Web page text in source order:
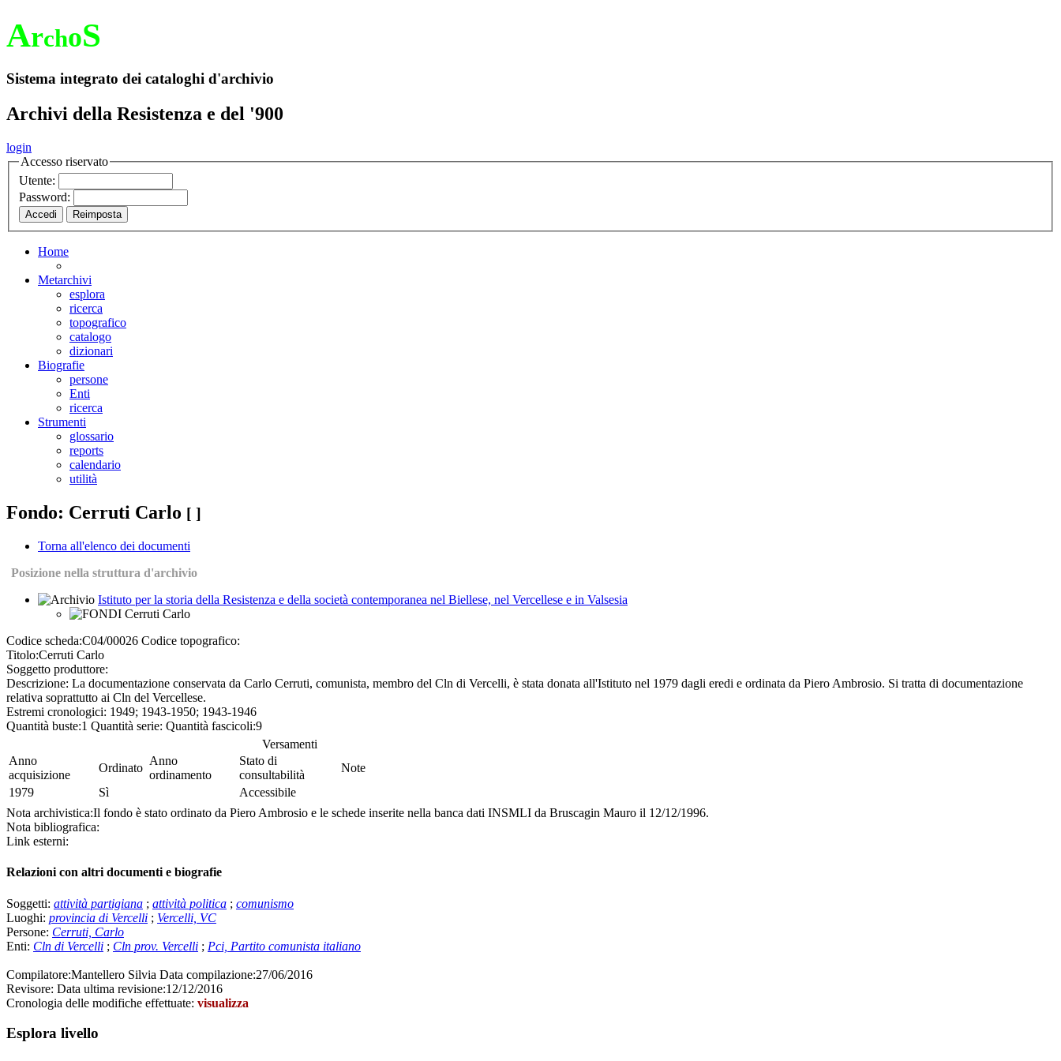
ArchoS
Sistema integrato dei cataloghi d'archivio
Archivi della Resistenza e del '900
login
Accesso riservato
Utente:
Password:
Home
Metarchivi
esplora
ricerca
topografico
catalogo
dizionari
Biografie
persone
Enti
ricerca
Strumenti
glossario
reports
calendario
utilità
Fondo: Cerruti Carlo [ ]
Torna all'elenco dei documenti
Posizione nella struttura d'archivio
Istituto per la storia della Resistenza e della società contemporanea nel Biellese, nel Vercellese e in Valsesia
Cerruti Carlo
Codice scheda:C04/00026 Codice topografico:
Titolo:Cerruti Carlo
Soggetto produttore:
Descrizione: La documentazione conservata da Carlo Cerruti, comunista, membro del Cln di Vercelli, è stata donata all'Istituto nel 1979 dagli eredi e ordinata da Piero Ambrosio. Si tratta di documentazione
relativa soprattutto ai Cln del Vercellese.
Estremi cronologici: 1949; 1943-1950; 1943-1946
Quantità buste:1 Quantità serie: Quantità fascicoli:9
Versamenti
Anno
acquisizione
Ordinato
Anno
ordinamento
Stato di
consultabilità
Note
1979
Sì
Accessibile
Nota archivistica:Il fondo è stato ordinato da Piero Ambrosio e le schede inserite nella banca dati INSMLI da Bruscagin Mauro il 12/12/1996.
Nota bibliografica:
Link esterni:
Relazioni con altri documenti e biografie
Soggetti: attività partigiana ; attività politica ; comunismo
Luoghi: provincia di Vercelli ; Vercelli, VC
Persone: Cerruti, Carlo
Enti: Cln di Vercelli ; Cln prov. Vercelli ; Pci, Partito comunista italiano
Compilatore:Mantellero Silvia Data compilazione:27/06/2016
Revisore: Data ultima revisione:12/12/2016
Cronologia delle modifiche effettuate: visualizza
Esplora livello